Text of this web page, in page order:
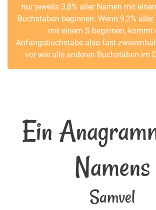
nur jeweils 3,8% aller Namen mit
Buchstaben beginnen. Wenn 9,2%
mit einem S beginnen, kommt
Anfangsbuchstabe also fast
vor wie alle anderen Buchstaben im
Ein
Namens
Samvel